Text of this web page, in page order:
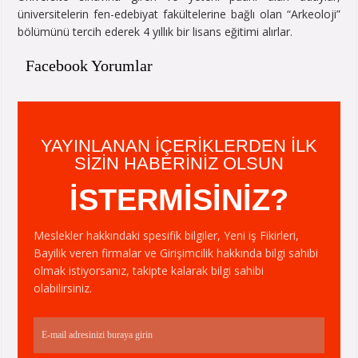
üniversitelerin fen-edebiyat fakültelerine bağlı olan “Arkeoloji”
bölümünü tercih ederek 4 yıllık bir lisans eğitimi alırlar.
Facebook Yorumlar
YAYINLANAN IÇERIKLERDEN ILK
SIZIN HABERINIZ OLSUN
İSTERMİSİNİZ?
Meslekler hakkındaki spesifik bilgiler, Yeni iş Fikirleri,
Bayilik veren firmalar ve Girişimcilik hakkında bilgi sahibi
olmak istiyorsanız, takipte kalarak bilgi sahibi
olabilirsiniz.